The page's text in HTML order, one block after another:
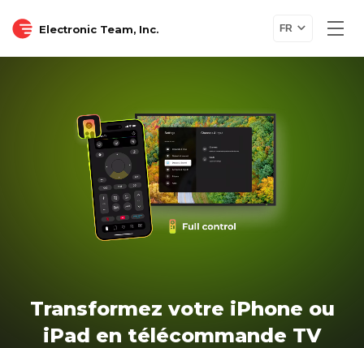
Electronic Team, Inc. FR
Transformez votre iPhone ou
iPad en télécommande TV